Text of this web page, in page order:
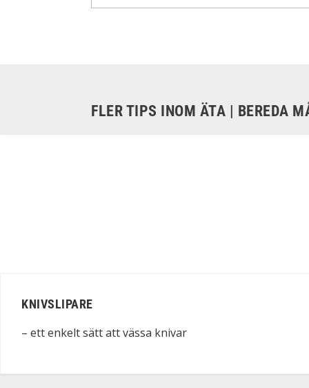
FLER TIPS INOM ÄTA | BEREDA
KNIVSLIPARE
– ett enkelt sätt att vässa knivar